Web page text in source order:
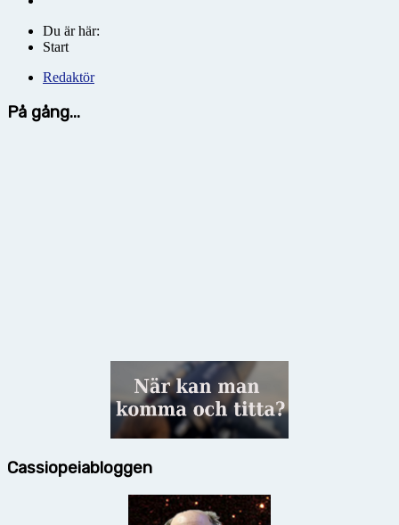
Du är här:
Start
Redaktör
På gång...
Cassiopeiabloggen